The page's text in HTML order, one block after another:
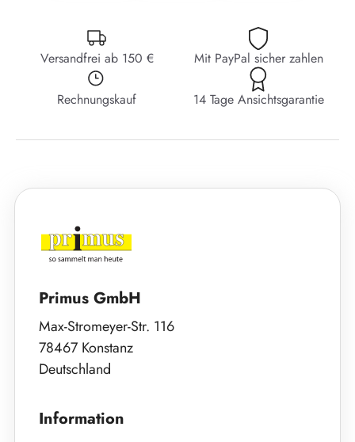
Versandfrei ab 150 € Mit PayPal sicher zahlen
Rechnungskauf 14 Tage Ansichtsgarantie
Primus GmbH
Max-Stromeyer-Str. 116
78467 Konstanz
Deutschland
Information